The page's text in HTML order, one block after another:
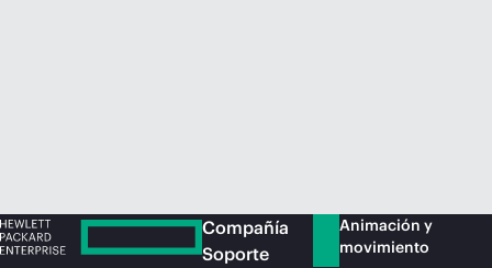
Compañía
Soporte
Animación y
movimiento